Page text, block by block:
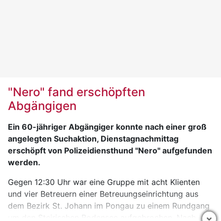
"Nero" fand erschöpften
Abgängigen
Ein 60-jähriger Abgängiger konnte nach einer groß
angelegten Suchaktion, Dienstagnachmittag
erschöpft von Polizeidiensthund "Nero" aufgefunden
werden.
Gegen 12:30 Uhr war eine Gruppe mit acht Klienten
und vier Betreuern einer Betreuungseinrichtung aus
dem Bezirk St. Johann im Pongau zu einem Rundgang
um den Steirischen Bodensee aufgebrochen. Nach